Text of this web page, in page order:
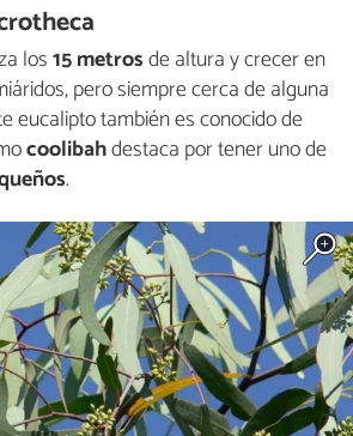
los15 metrosde altura y crecer en
pero siempre cerca de alguna
eucalipto también es conocido de
coolibahdestaca por tener uno de
.